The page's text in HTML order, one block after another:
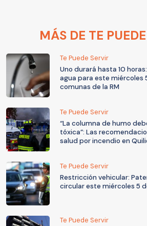
MÁS DE TE
Te Puede Servir
Uno durará hasta 10
agua para este miércoles
comunas de la RM
Te Puede Servir
“La columna de humo
tóxica”: Las
salud por incendio en
Te Puede Servir
Restricción vehicular:
circular este miércoles 5
Te Puede Servir